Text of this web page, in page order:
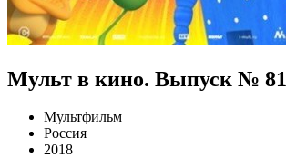
Мульт в кино. Выпуск № 81
Мультфильм
Россия
2018